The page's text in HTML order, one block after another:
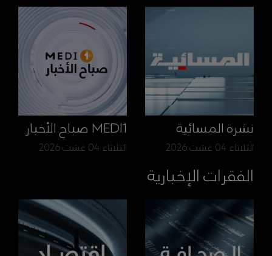
نشرة المسائية
الثلاثاء 04 غشت 2026
MEDI1 صباح الأخبار
الثلاثاء 04 غشت 2026
الفقرات الإخبارية